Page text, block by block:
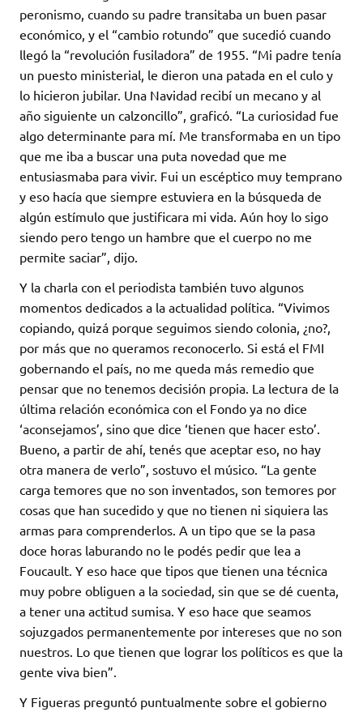
peronismo, cuando su padre transitaba un buen pasar
económico, y el “cambio rotundo” que sucedió cuando
llegó la “revolución fusiladora” de 1955. “Mi padre tenía
un puesto ministerial, le dieron una patada en el culo y
lo hicieron jubilar. Una Navidad recibí un mecano y al
año siguiente un calzoncillo”, graficó. “La curiosidad fue
algo determinante para mí. Me transformaba en un tipo
que me iba a buscar una puta novedad que me
entusiasmaba para vivir. Fui un escéptico muy temprano
y eso hacía que siempre estuviera en la búsqueda de
algún estímulo que justificara mi vida. Aún hoy lo sigo
siendo pero tengo un hambre que el cuerpo no me
permite saciar”, dijo.
Y la charla con el periodista también tuvo algunos
momentos dedicados a la actualidad política. “Vivimos
copiando, quizá porque seguimos siendo colonia, ¿no?,
por más que no queramos reconocerlo. Si está el FMI
gobernando el país, no me queda más remedio que
pensar que no tenemos decisión propia. La lectura de la
última relación económica con el Fondo ya no dice
‘aconsejamos’, sino que dice ‘tienen que hacer esto’.
Bueno, a partir de ahí, tenés que aceptar eso, no hay
otra manera de verlo”, sostuvo el músico. “La gente
carga temores que no son inventados, son temores por
cosas que han sucedido y que no tienen ni siquiera las
armas para comprenderlos. A un tipo que se la pasa
doce horas laburando no le podés pedir que lea a
Foucault. Y eso hace que tipos que tienen una técnica
muy pobre obliguen a la sociedad, sin que se dé cuenta,
a tener una actitud sumisa. Y eso hace que seamos
sojuzgados permanentemente por intereses que no son
nuestros. Lo que tienen que lograr los políticos es que la
gente viva bien”.
Y Figueras preguntó puntualmente sobre el gobierno